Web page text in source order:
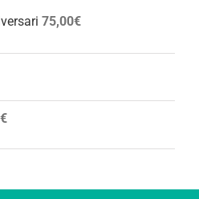
75,00€
€